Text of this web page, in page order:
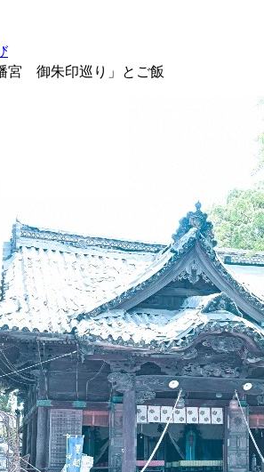
宮 御朱印巡り」とご飯